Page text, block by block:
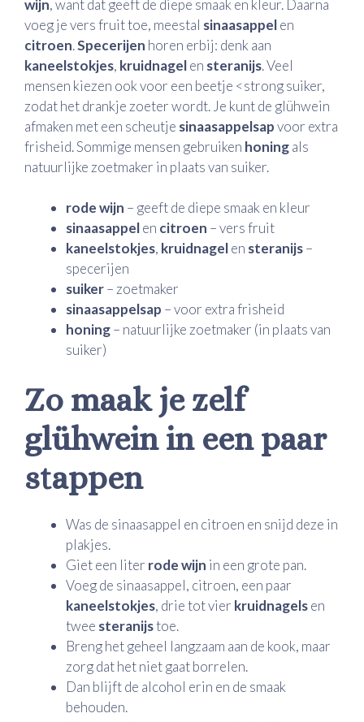
wijn, want dat geeft de diepe smaak en kleur. Daarna
voeg je vers fruit toe, meestal sinaasappelen
citroen.Specerijen horen erbij: denk aan
kaneelstokjes, kruidnagelen steranijs. Veel
mensen kiezen ook voor een beetje <strong suiker,
zodat het drankje zoeter wordt. Je kunt de glühwein
afmaken met een scheutje sinaasappelsapvoor extra
frisheid. Sommige mensen gebruiken honingals
natuurlijke zoetmaker in plaats van suiker.
rode wijn – geeft de diepe smaak en kleur
sinaasappelen citroen – vers fruit
kaneelstokjes, kruidnagelen steranijs–
specerijen
suiker– zoetmaker
sinaasappelsap – voor extra frisheid
honing– natuurlijke zoetmaker (in plaats van
suiker)
Zo maak je zelf
glühwein in een paar
stappen
Was de sinaasappel en citroen en snijd deze in
plakjes.
Giet een liter rode wijn in een grote pan.
Voeg de sinaasappel, citroen, een paar
kaneelstokjes, drie tot vier kruidnagelsen
twee steranijstoe.
Breng het geheel langzaam aan de kook, maar
zorg dat het niet gaat borrelen.
Dan blijft de alcohol erin en de smaak
behouden.